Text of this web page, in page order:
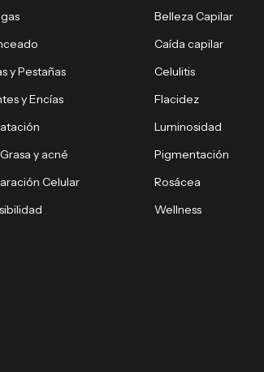
Belleza Capilar
Caída capilar
y Pestañas
Celulitis
y Encías
Flacidez
Luminosidad
y acné
Pigmentación
Celular
Rosácea
Wellness